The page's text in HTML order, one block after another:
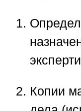
Копии